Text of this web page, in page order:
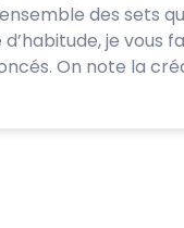
des sets
je vous
On note la